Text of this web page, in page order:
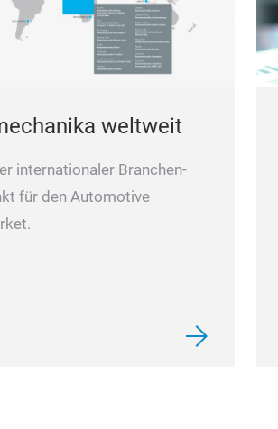
weltweit
internationaler Branchen-
für den Automotive